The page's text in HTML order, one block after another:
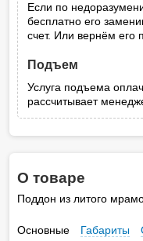
Если по
бесплатно его
счет. Или вернём его
Подъем
Услуга подъема
рассчитывает
О товаре
Поддон из литого
Основные Габариты